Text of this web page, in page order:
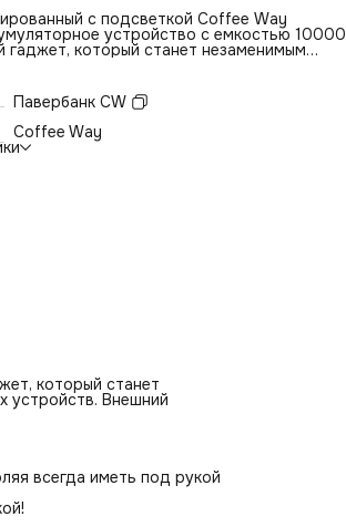
с подсветкой Coffee Way
устройство с емкостью 10000
гаджет, который станет незаменимым
телефонов, планшетов и других
Внешний аккумулятор это
для пользователей
и других устройств.
этот повербанк легко помещается в
всегда иметь под рукой источник
10 000 mAh подходит для зарядки
брендов, включая Apple и Android
его универсальным решением для
Павербанк CW
Coffee Way
который станет
устройств. Внешний
всегда иметь под рукой